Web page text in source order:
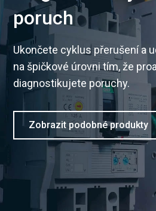
poruch
Ukončete cyklus přerušení a
na špičkové úrovni tím, že
diagnostikujete poruchy.
Zobrazit podobné produkty